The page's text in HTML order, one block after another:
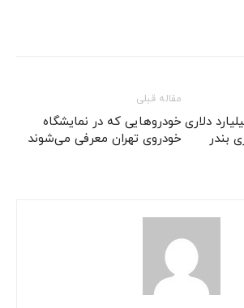
مقاله قبلی
خودروهایی که در نمایشگاه
خودروی تهران معرفی می‌شوند
دلاری
بندر